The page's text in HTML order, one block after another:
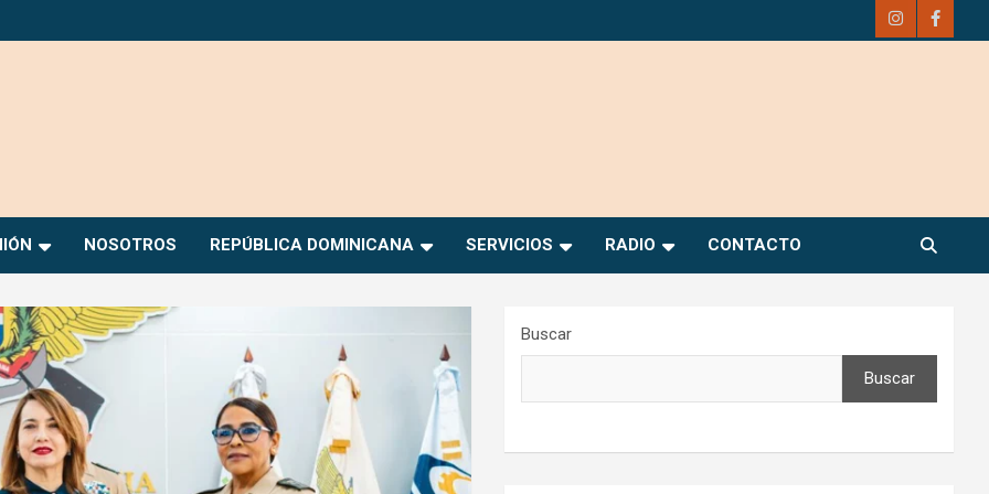
NOSOTROS REPÚBLICA DOMINICANA SERVICIOS RADIO CONTACTO
Buscar
Buscar